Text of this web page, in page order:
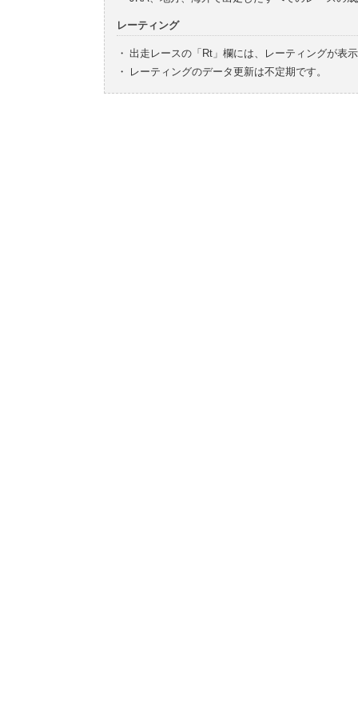
レーティング
・ 出走レースの「Rt」欄には、レーティングが表
・
レーティングのデータ更新は不定期です。